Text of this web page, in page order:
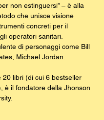
non estinguersi” – è alla
che unisce visione
concreti per il
operatori sanitari.
di personaggi come Bill
Michael Jordan.
20 libri (di cui 6 bestseller
è il fondatore della Jhonson